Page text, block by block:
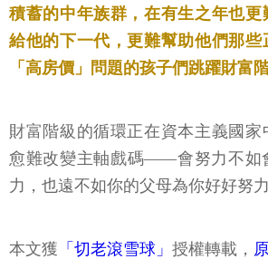
積蓄的中年族群，在有生之年也更
給他的下一代，更難幫助他們那些
「高房價」問題的孩子們跳躍財富階
財富階級的循環正在資本主義國家
愈難改變主軸戲碼——會努力不如
力，也遠不如你的父母為你好好努力
本文獲 「切老滾雪球」 授權轉載，